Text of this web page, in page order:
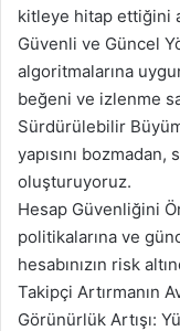
kitleye hitap ettiğini
Güvenli ve Güncel
algoritmalarına
beğeni ve izlenme
Sürdürülebilir
yapısını
oluşturuyoruz.
Hesap Güvenliğini
politikalarına ve
hesabınızın risk
Takipçi Artırmanın
Görünürlük Artışı: